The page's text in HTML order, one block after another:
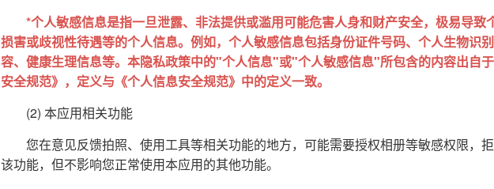
*个人敏感信息是指一旦泄露、非法提供或滥用可能危害人身和财产安全，极易导致
损害或歧视性待遇等的个人信息。例如，个人敏感信息包括身份证件号码、个人生物识
容、健康生理信息等。本隐私政策中的"个人信息"或"个人敏感信息"所包含的内容出自
安全规范》，定义与《个人信息安全规范》中的定义一致。
(2) 本应用相关功能
您在意见反馈拍照、使用工具等相关功能的地方，可能需要授权相册等敏感权限，
该功能，但不影响您正常使用本应用的其他功能。